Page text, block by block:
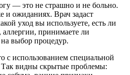
— это не страшно и не больно.
и ожиданиях. Врач задаст
уход вы используете, есть ли
аллергии, принимаете ли
на выбор процедур.
с использованием специальной
видны скрытые проблемы: